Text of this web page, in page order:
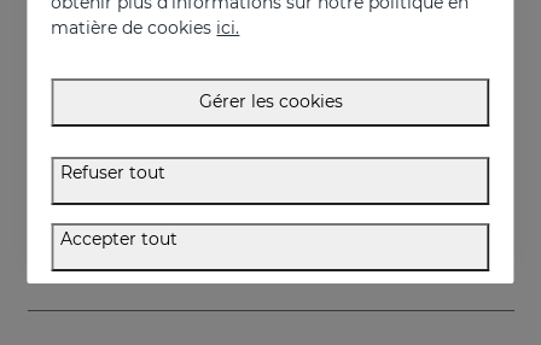
ESTRYSES Lotion Anti-Vergetures
34.95 €
ESTRYSES Duplo
34.95 €
matière de cookies ici.
Gérer les cookies
Refuser tout
Accepter tout